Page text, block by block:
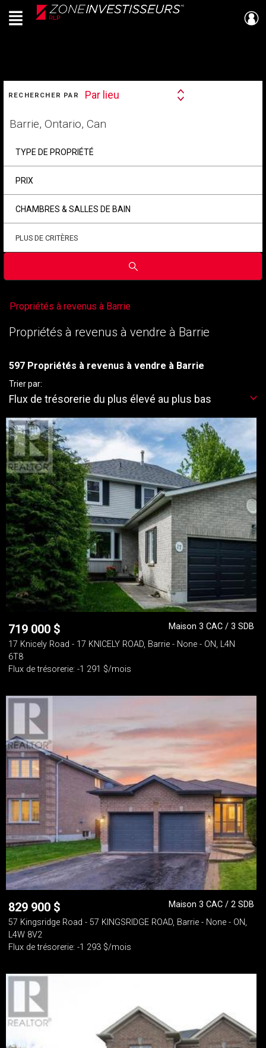
Live
En Direct
Menu
RECHERCHER PAR
Search
Par lieu
votre
TYPE DE PROPRIÉTÉ
PRIX
CHAMBRES & SALLES DE BAIN
PLUS DE CRITÈRES
Soumettre
Propriétés à revenus à Barrie
Propriétés à revenus à vendre à Barrie
597 Propriétés à revenus à vendre à Barrie
Trier par:
Flux de trésorerie du plus élevé au plus bas
719 000 $
Maison 3 CAC / 3 SDB
17 Knicely Road - 17 KNICELY ROAD, Barrie - None - ON, L4N
6T8
Flux de trésorerie: -1 291 $/mois
829 900 $
Maison 3 CAC / 2 SDB
57 Kingsridge Road - 57 KINGSRIDGE ROAD, Barrie - None - ON,
L4W 8V2
Flux de trésorerie: -1 293 $/mois